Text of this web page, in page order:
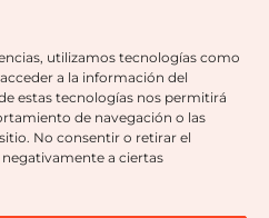
utilizamos tecnologías como
a la información del
estas tecnologías nos permitirá
de navegación o las
No consentir o retirar el
a ciertas
condiciones contenidas en
o petición.